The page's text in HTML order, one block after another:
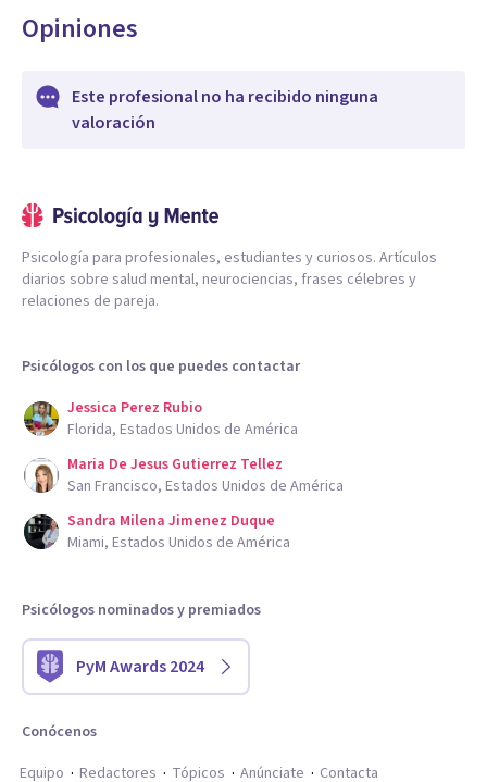
Opiniones
Este profesional no ha recibido ninguna
valoración
Psicología para profesionales, estudiantes y curiosos. Artículos
diarios sobre salud mental, neurociencias, frases célebres y
relaciones de pareja.
Psicólogos con los que puedes contactar
Jessica Perez Rubio
Florida, Estados Unidos de América
Maria De Jesus Gutierrez Tellez
San Francisco, Estados Unidos de América
Sandra Milena Jimenez Duque
Miami, Estados Unidos de América
Psicólogos nominados y premiados
PyM Awards 2024
Conócenos
Equipo
Redactores Tópicos Anúnciate Contacta